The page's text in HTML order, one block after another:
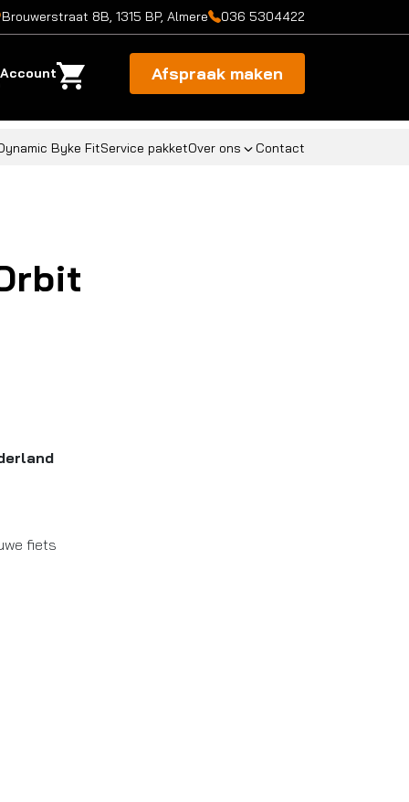
Brouwerstraat 8B, 1315 BP, Almere 036 5304422
Account Afspraak maken
Byke FitService pakketOver ons Contact
fiets